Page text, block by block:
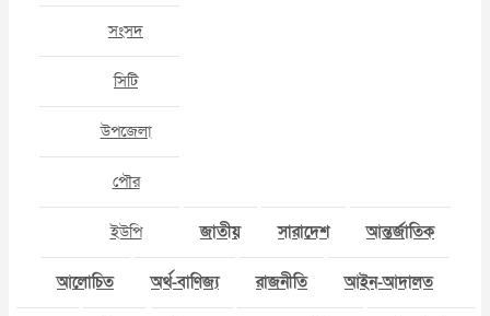
সংসদ
সিটি
উপজেলা
পৌর
ইউপি জাতীয় সারাদেশ আন্তর্জাতিক
আলোচিত অর্থ-বাণিজ্য রাজনীতি আইন-আদালত